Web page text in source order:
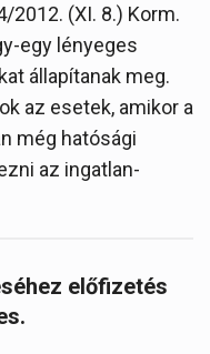
(XI. 8.) Korm.
egy lényeges
állapítanak meg.
az esetek, amikor a
még hatósági
az ingatlan-
előfizetés